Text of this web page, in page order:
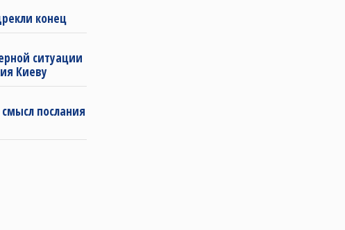
конец
ситуации
Киеву
послания